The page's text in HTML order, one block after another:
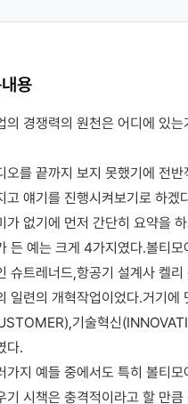
용
의 경쟁력의 원천은 어디에 있는
오를 끝까지 보지 못했기에 전
고 얘기를 진행시켜보기로 하겠
가 없기에 먼저 간단히 요약을
든 예는 크게 4가지였다.볼티
슈트레너드,항공기 설계사 켈
일련의 개혁작업이었다.거기
기술혁신
다.
가지 예들 중에서도 특히 볼티
기 시책은 충격적이라고 할 만